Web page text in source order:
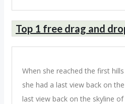
Top 1 free drag and
When she reached the first
she had a last view back on
last view back on the skyline